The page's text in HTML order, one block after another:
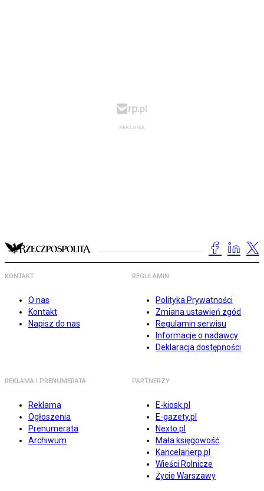
KONTAKT
O nas
Kontakt
Napisz do nas
REGULAMIN
Polityka Prywatności
Zmiana ustawień zgód
Regulamin serwisu
Informacje o nadawcy
Deklaracja dostępności
REKLAMA I PRENUMERATA
Reklama
Ogłoszenia
Prenumerata
Archiwum
PARTNERZY
E-kiosk.pl
E-gazety.pl
Nexto.pl
Mała księgowość
Kancelarierp.pl
Wieści Rolnicze
Życie Warszawy